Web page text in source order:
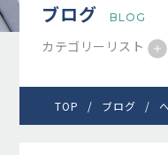
ブログ BLOG
カテゴリーリスト
TOP ブログ